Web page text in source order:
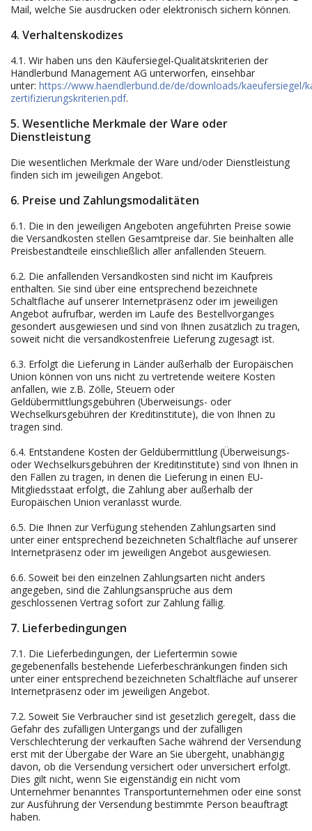
Mail, welche Sie ausdrucken oder elektronisch sichern können.
4. Verhaltenskodizes
4.1. Wir haben uns den Käufersiegel-Qualitätskriterien der
Händlerbund Management AG unterworfen, einsehbar
unter: https://www.haendlerbund.de/de/downloads/kaeufersiegel/
zertifizierungskriterien.pdf.
5. Wesentliche Merkmale der Ware oder
Dienstleistung
Die wesentlichen Merkmale der Ware und/oder Dienstleistung
finden sich im jeweiligen Angebot.
6. Preise und Zahlungsmodalitäten
6.1. Die in den jeweiligen Angeboten angeführten Preise sowie
die Versandkosten stellen Gesamtpreise dar. Sie beinhalten alle
Preisbestandteile einschließlich aller anfallenden Steuern.
6.2. Die anfallenden Versandkosten sind nicht im Kaufpreis
enthalten. Sie sind über eine entsprechend bezeichnete
Schaltfläche auf unserer Internetpräsenz oder im jeweiligen
Angebot aufrufbar, werden im Laufe des Bestellvorganges
gesondert ausgewiesen und sind von Ihnen zusätzlich zu tragen,
soweit nicht die versandkostenfreie Lieferung zugesagt ist.
6.3. Erfolgt die Lieferung in Länder außerhalb der Europäischen
Union können von uns nicht zu vertretende weitere Kosten
anfallen, wie z.B. Zölle, Steuern oder
Geldübermittlungsgebühren (Überweisungs- oder
Wechselkursgebühren der Kreditinstitute), die von Ihnen zu
tragen sind.
6.4. Entstandene Kosten der Geldübermittlung (Überweisungs-
oder Wechselkursgebühren der Kreditinstitute) sind von Ihnen in
den Fällen zu tragen, in denen die Lieferung in einen EU-
Mitgliedsstaat erfolgt, die Zahlung aber außerhalb der
Europäischen Union veranlasst wurde.
6.5. Die Ihnen zur Verfügung stehenden Zahlungsarten sind
unter einer entsprechend bezeichneten Schaltfläche auf unserer
Internetpräsenz oder im jeweiligen Angebot ausgewiesen.
6.6. Soweit bei den einzelnen Zahlungsarten nicht anders
angegeben, sind die Zahlungsansprüche aus dem
geschlossenen Vertrag sofort zur Zahlung fällig.
7. Lieferbedingungen
7.1. Die Lieferbedingungen, der Liefertermin sowie
gegebenenfalls bestehende Lieferbeschränkungen finden sich
unter einer entsprechend bezeichneten Schaltfläche auf unserer
Internetpräsenz oder im jeweiligen Angebot.
7.2. Soweit Sie Verbraucher sind ist gesetzlich geregelt, dass die
Gefahr des zufälligen Untergangs und der zufälligen
Verschlechterung der verkauften Sache während der Versendung
erst mit der Übergabe der Ware an Sie übergeht, unabhängig
davon, ob die Versendung versichert oder unversichert erfolgt.
Dies gilt nicht, wenn Sie eigenständig ein nicht vom
Unternehmer benanntes Transportunternehmen oder eine sonst
zur Ausführung der Versendung bestimmte Person beauftragt
haben.